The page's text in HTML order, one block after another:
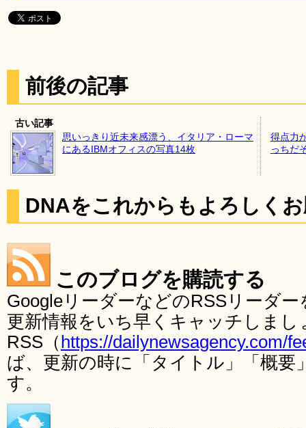
前後の記事
古い記事
思いっきり近未来感漂う、イタリア・ローマ
にあるIBMオフィスの写真14枚
得点力
っちだ
DNAをこれからもよろしく
このブログを購読する
GoogleリーダーなどのRSSリーダ
更新情報をいち早くキャッチしま
RSS（ https://dailynewsagency.com/
ば、更新の時に「タイトル」「概要
す。